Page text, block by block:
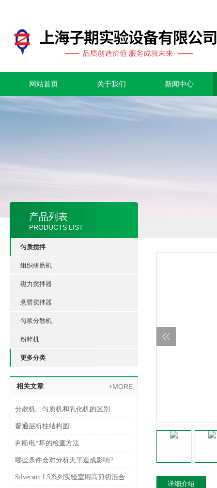
网站首页 关于我们 新闻中心
产品列表
PRODUCTS LIST
匀质搅拌
组织研磨机
磁力搅拌器
悬臂搅拌器
匀浆分散机
粉粹机
更多分类
相关文章 +MORE
分散机、匀质机和乳化机的区别
普通层析柱结构图
判断电*坏的检查方法
哪些条件会对分析天平造成影响?
Silverson L5系列实验室用高剪切混合乳化器
详细介绍